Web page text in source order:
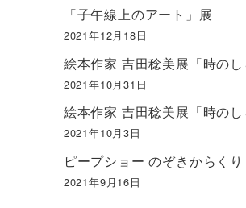
「子午線上のアート」展
2021年12月18日
絵本作家 吉田稔美展「時の
2021年10月31日
絵本作家 吉田稔美展「時のし
2021年10月3日
ピープショー のぞきからくり
2021年9月16日